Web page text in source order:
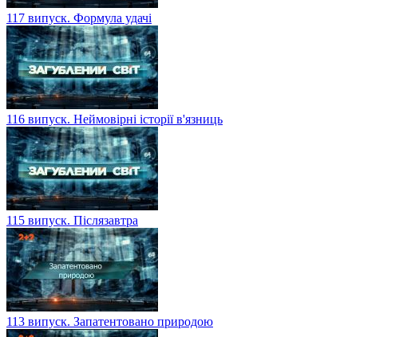
117 випуск. Формула удачі
116 випуск. Неймовірні історії в'язниць
115 випуск. Післязавтра
113 випуск. Запатентовано природою